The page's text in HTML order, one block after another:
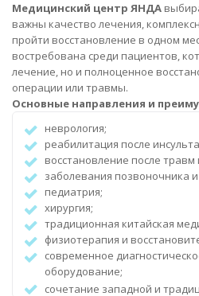
Медицинский центр ЯНДА
важны качество лечения,
пройти восстановление в одном
востребована среди пациентов,
лечение, но и полноценное
операции или травмы.
Основные направления и
неврология;
реабилитация после
восстановление после
заболевания позвоночника и
педиатрия;
хирургия;
традиционная китайская
физиотерапия и
современное
оборудование;
сочетание западной и